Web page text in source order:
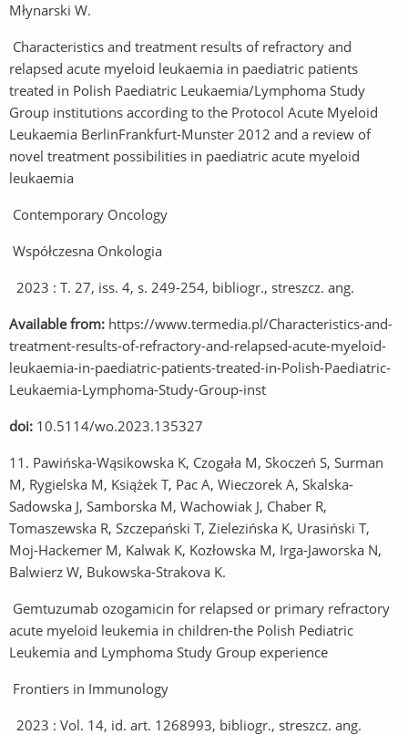
Młynarski W.
Characteristics and treatment results of refractory and
relapsed acute myeloid leukaemia in paediatric patients
treated in Polish Paediatric Leukaemia/Lymphoma Study
Group institutions according to the Protocol Acute Myeloid
Leukaemia BerlinFrankfurt-Munster 2012 and a review of
novel treatment possibilities in paediatric acute myeloid
leukaemia
Contemporary Oncology
Współczesna Onkologia
2023 : T. 27, iss. 4, s. 249-254, bibliogr., streszcz. ang.
Available from: https://www.termedia.pl/Characteristics-and-
treatment-results-of-refractory-and-relapsed-acute-myeloid-
leukaemia-in-paediatric-patients-treated-in-Polish-Paediatric-
Leukaemia-Lymphoma-Study-Group-inst
doi: 10.5114/wo.2023.135327
11. Pawińska-Wąsikowska K, Czogała M, Skoczeń S, Surman
M, Rygielska M, Książek T, Pac A, Wieczorek A, Skalska-
Sadowska J, Samborska M, Wachowiak J, Chaber R,
Tomaszewska R, Szczepański T, Zielezińska K, Urasiński T,
Moj-Hackemer M, Kalwak K, Kozłowska M, Irga-Jaworska N,
Balwierz W, Bukowska-Strakova K.
Gemtuzumab ozogamicin for relapsed or primary refractory
acute myeloid leukemia in children-the Polish Pediatric
Leukemia and Lymphoma Study Group experience
Frontiers in Immunology
2023 : Vol. 14, id. art. 1268993, bibliogr., streszcz. ang.